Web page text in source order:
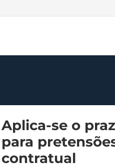
Aplica-se o
para
contratual